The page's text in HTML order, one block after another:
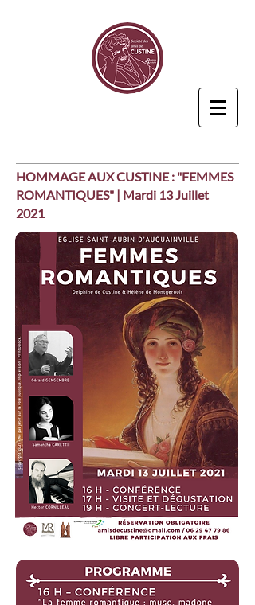
HOMMAGE AUX CUSTINE : "FEMMES
ROMANTIQUES" | Mardi 13 Juillet
2021